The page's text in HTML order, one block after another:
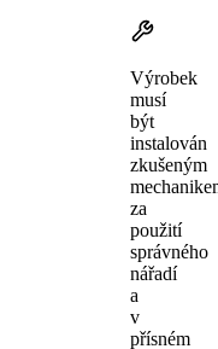
Výrobek
musí
být
instalován
zkušeným
za
použití
správného
nářadí
a
v
přísném